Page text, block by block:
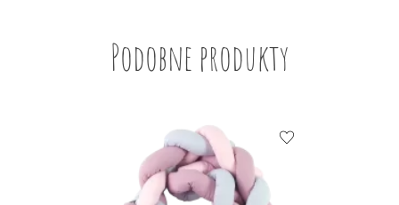
Podobne produkty